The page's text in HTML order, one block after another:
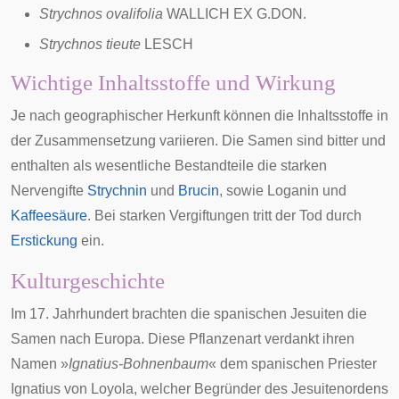
Strychnos ovalifolia WALLICH EX G.DON.
Strychnos tieute LESCH
Wichtige Inhaltsstoffe und Wirkung
Je nach geographischer Herkunft können die Inhaltsstoffe in
der Zusammensetzung variieren. Die Samen sind bitter und
enthalten als wesentliche Bestandteile die starken
Nervengifte Strychnin und Brucin, sowie Loganin und
Kaffeesäure. Bei starken Vergiftungen tritt der Tod durch
Erstickung ein.
Kulturgeschichte
Im 17. Jahrhundert brachten die spanischen Jesuiten die
Samen nach Europa. Diese Pflanzenart verdankt ihren
Namen »Ignatius-Bohnenbaum« dem spanischen Priester
Ignatius von Loyola, welcher Begründer des Jesuitenordens